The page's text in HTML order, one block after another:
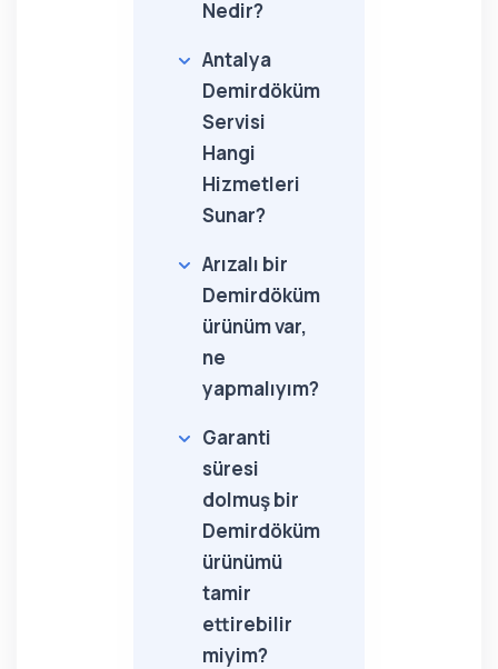
Nedir?
Antalya
Demirdöküm
Servisi
Hangi
Hizmetleri
Sunar?
Arızalı bir
Demirdöküm
ürünüm var,
ne
yapmalıyım?
Garanti
süresi
dolmuş bir
Demirdöküm
ürünümü
tamir
ettirebilir
miyim?